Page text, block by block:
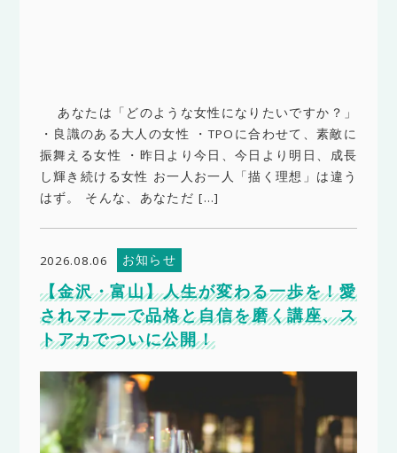
あなたは「どのような女性になりたいですか？」
・良識のある大人の女性 ・TPOに合わせて、素敵に
振舞える女性 ・昨日より今日、今日より明日、成長
し輝き続ける女性 お一人お一人「描く理想」は違う
はず。 そんな、あなただ […]
2026.08.06 お知らせ
【金沢・富山】人生が変わる一歩を！愛
されマナーで品格と自信を磨く講座、ス
トアカでついに公開！